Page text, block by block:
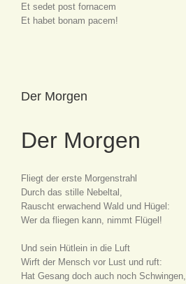
Et sedet post fornacem
Et habet bonam pacem!
Der Morgen
Der Morgen
Fliegt der erste Morgenstrahl
Durch das stille Nebeltal,
Rauscht erwachend Wald und Hügel:
Wer da fliegen kann, nimmt Flügel!
Und sein Hütlein in die Luft
Wirft der Mensch vor Lust und ruft:
Hat Gesang doch auch noch Schwingen,